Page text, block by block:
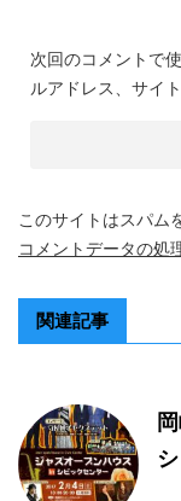
次回のコメントで
ルアドレス、サイ
このサイトはスパム
コメントデータの処
関連記事